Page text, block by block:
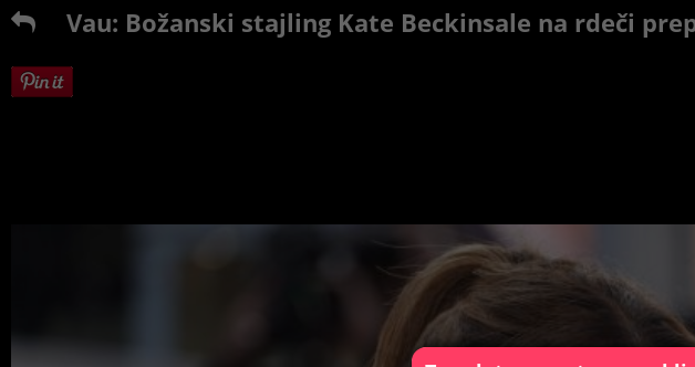
Vau: Božanski stajling Kate Beckinsale na rdeči